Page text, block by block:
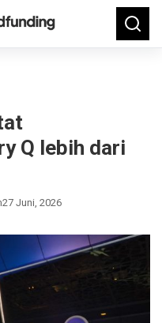
Search
for:
Q lebih dari
27 Juni, 2026